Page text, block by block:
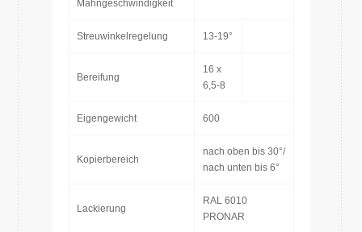
Mähngeschwindigkeit
Streuwinkelregelung 13-19°
Bereifung
16 x
6,5-8
Eigengewicht 600
Kopierbereich
nach oben bis 30°/
nach unten bis 6°
Lackierung
RAL 6010
PRONAR